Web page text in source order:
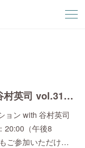
AT トークセッション with 谷村英司 vol.310（8/30）
ョン with 谷村英司
20:00（午後8
ご参加いただけ…